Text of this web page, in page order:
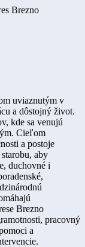
Brezno
uviaznutým v
a dôstojný život.
kde sa venujú
Cieľom
a postoje
aby
duchovné i
Brezno
pracovný
a